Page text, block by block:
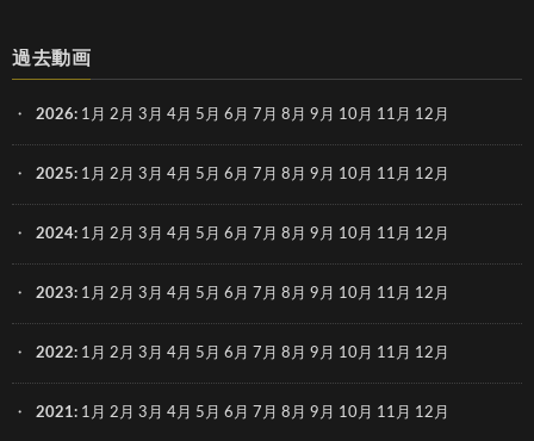
過去動画
2026: 1月 2月 3月 4月 5月 6月 7月 8月 9月 10月 11月 12月
2025: 1月 2月 3月 4月 5月 6月 7月 8月 9月 10月 11月 12月
2024: 1月 2月 3月 4月 5月 6月 7月 8月 9月 10月 11月 12月
2023: 1月 2月 3月 4月 5月 6月 7月 8月 9月 10月 11月 12月
2022: 1月 2月 3月 4月 5月 6月 7月 8月 9月 10月 11月 12月
2021: 1月 2月 3月 4月 5月 6月 7月 8月 9月 10月 11月 12月